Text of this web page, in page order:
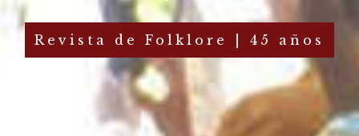
Revista de Folklore | 45 años